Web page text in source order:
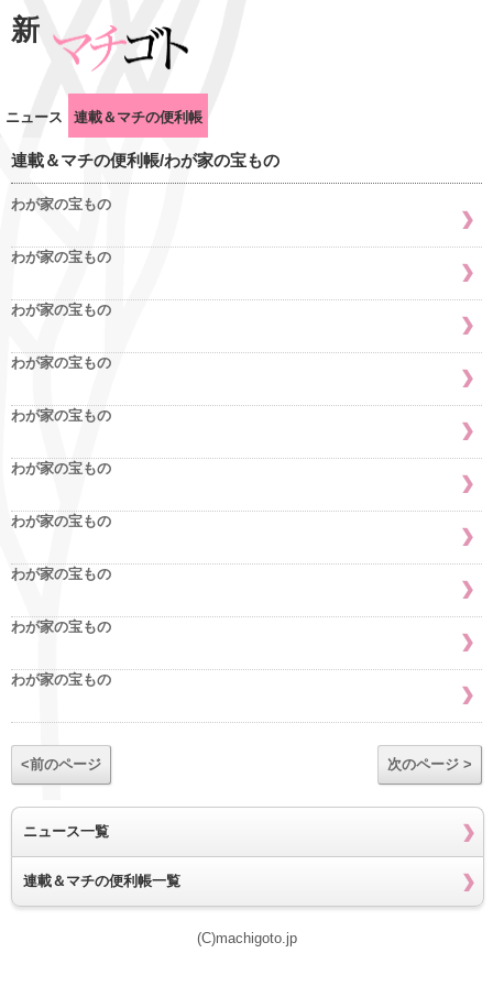
新
ニュース 連載＆マチの便利帳
連載＆マチの便利帳/わが家の宝もの
わが家の宝もの
わが家の宝もの
わが家の宝もの
わが家の宝もの
わが家の宝もの
わが家の宝もの
わが家の宝もの
わが家の宝もの
わが家の宝もの
わが家の宝もの
<前のページ 次のページ >
ニュース一覧
連載＆マチの便利帳一覧
(C)machigoto.jp